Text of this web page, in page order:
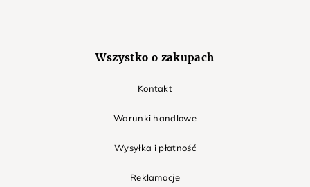
Wszystko o zakupach
Kontakt
Warunki handlowe
Wysyłka i płatność
Reklamacje